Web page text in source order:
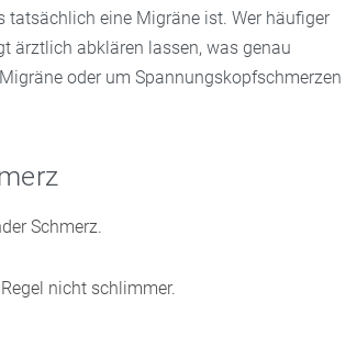
eine Migräne ist. Wer häufiger
ärztlich abklären lassen, was genau
oder um Spannungskopfschmerzen
Schmerz.
nicht schlimmer.